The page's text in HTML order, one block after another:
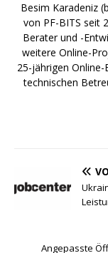
Besim Karadeniz
von PF-BITS seit
Berater und -
weitere Online-
25-jährigen
technischen
Angepasste